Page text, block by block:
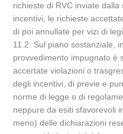
richieste di RVC inviate
incentivi, le richieste
di poi annullate per vizi di
11.2. Sul piano sostanziale,
provvedimento impugnato è
accertate violazioni o
degli incentivi, di previe e
norme di legge o di
neppure da esiti sfavorevoli
meno) delle dichiarazioni